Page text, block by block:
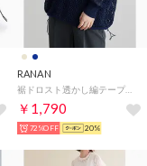
RANAN
裾ドロスト透かし編テープヤーンニット （ネイビー）
￥1,790
72%OFF 20%